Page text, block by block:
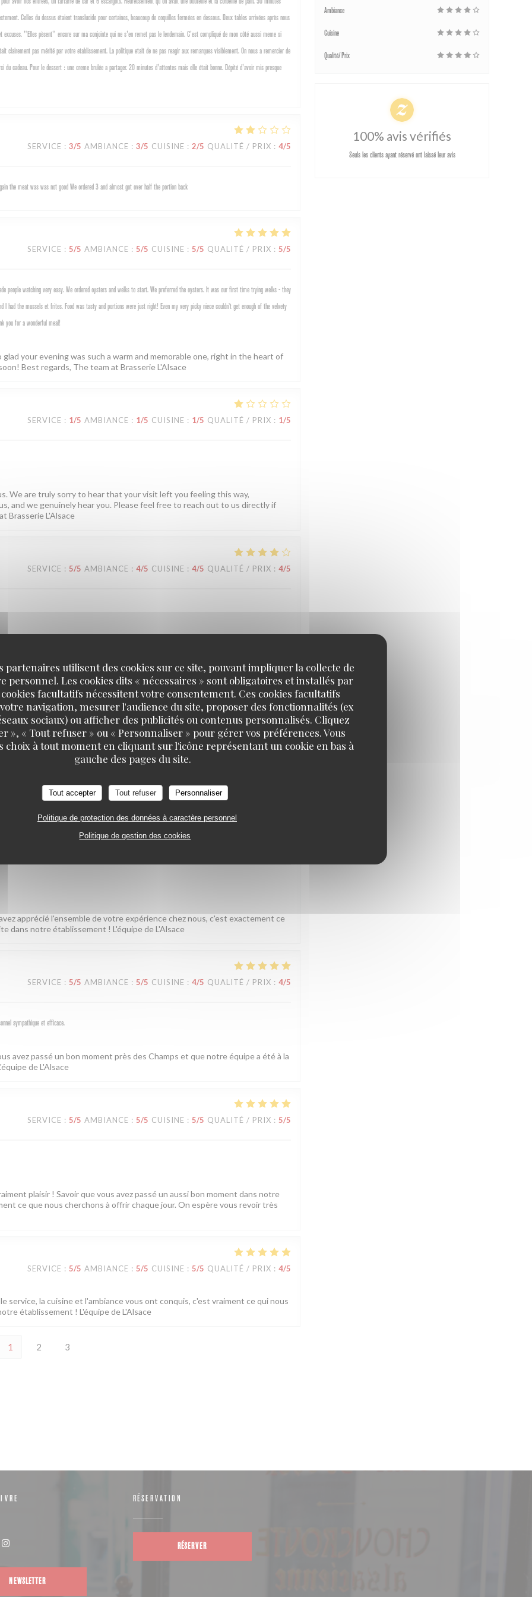
partenaires utilisent des cookies sur ce site, pouvant impliquer la collecte de
personnel. Les cookies dits « nécessaires » sont obligatoires et installés par
facultatifs nécessitent votre consentement. Ces cookies facultatifs
navigation, mesurer l'audience du site, proposer des fonctionnalités (ex
sociaux) ou afficher des publicités ou contenus personnalisés. Cliquez
», « Tout refuser » ou « Personnaliser » pour gérer vos préférences. Vous
choix à tout moment en cliquant sur l'icône représentant un cookie en bas à
gauche des pages du site.
Tout accepter Tout refuser Personnaliser
Politique de protection des données à caractère personnel
Politique de gestion des cookies
Celles du dessus étaient translucide pour certaines, beaucoup de coquilles fermées en dessous. Deux tables arrivées après nous
"Elles pèsent" encore sur ma conjointe qui ne s'en remet pas le lendemain. C'est compliqué de mon côté aussi meme si
pas mérité par votre etablissement. La politique etait de ne pas reagir aux remarques visiblement. On nous a remercier de
cadeau. Pour le dessert : une creme brulée a partager. 20 minutes d'attentes mais elle était bonne. Dépité d'avoir mis presque
SERVICE : 3/5 AMBIANCE : 3/5 CUISINE : 2/5 QUALITÉ / PRIX : 4/5
the meat was was not good We ordered 3 and almost got over half the portion back
SERVICE : 5/5 AMBIANCE : 5/5 CUISINE : 5/5 QUALITÉ / PRIX : 5/5
people watching very easy. We ordered oysters and welks to start. We preferred the oysters. It was our first time trying welks - they
I had the mussels et frites. Food was tasty and portions were just right! Even my very picky niece couldn’t get enough of the velvety
you for a wonderful meal!
your evening was such a warm and memorable one, right in the heart of
Best regards, The team at Brasserie L'Alsace
SERVICE : 1/5 AMBIANCE : 1/5 CUISINE : 1/5 QUALITÉ / PRIX : 1/5
We are truly sorry to hear that your visit left you feeling this way,
and we genuinely hear you. Please feel free to reach out to us directly if
Brasserie L'Alsace
SERVICE : 5/5 AMBIANCE : 4/5 CUISINE : 4/5 QUALITÉ / PRIX : 4/5
! Nous sommes ravis que notre équipe vous ait bien accompagnée. À
de la brasserie L'Alsace.
SERVICE: 5 /5 AMBIANCE: 5/5 CUISINE : 4/5 QUALITÉ / PRIX: 4/5
Sie einen so schönen Abend bei uns verbracht haben. Was den Preis
freuen uns, Sie bald wieder bei uns begrüßen zu dürfen! Bis bald!
apprécié l'ensemble de votre expérience chez nous, c'est exactement ce
dans notre établissement ! L'équipe de L'Alsace
SERVICE : 5/5 AMBIANCE : 5/5 CUISINE : 4/5 QUALITÉ / PRIX : 4/5
sympathique et efficace.
avez passé un bon moment près des Champs et que notre équipe a été à la
de L'Alsace
SERVICE : 5/5 AMBIANCE : 5/5 CUISINE : 5/5 QUALITÉ / PRIX : 5/5
plaisir ! Savoir que vous avez passé un aussi bon moment dans notre
ce que nous cherchons à offrir chaque jour. On espère vous revoir très
SERVICE : 5/5 AMBIANCE : 5/5 CUISINE : 5/5 QUALITÉ / PRIX : 4/5
service, la cuisine et l'ambiance vous ont conquis, c'est vraiment ce qui nous
établissement ! L'équipe de L'Alsace
1 2 3
Ambiance
Cuisine
Qualité/Prix
100% avis vérifiés
Seuls les clients ayant réservé ont laissé leur avis
NEWSLETTER
RÉSERVATION
RÉSERVER